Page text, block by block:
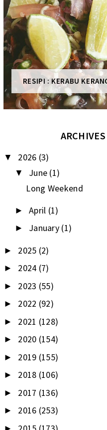
RESIPI : KERABU
ARCHIVES
▼ 2026 (3)
▼ June (1)
Long Weekend
► April (1)
► January (1)
► 2025 (2)
► 2024 (7)
► 2023 (55)
► 2022 (92)
► 2021 (128)
► 2020 (154)
► 2019 (155)
► 2018 (106)
► 2017 (136)
► 2016 (253)